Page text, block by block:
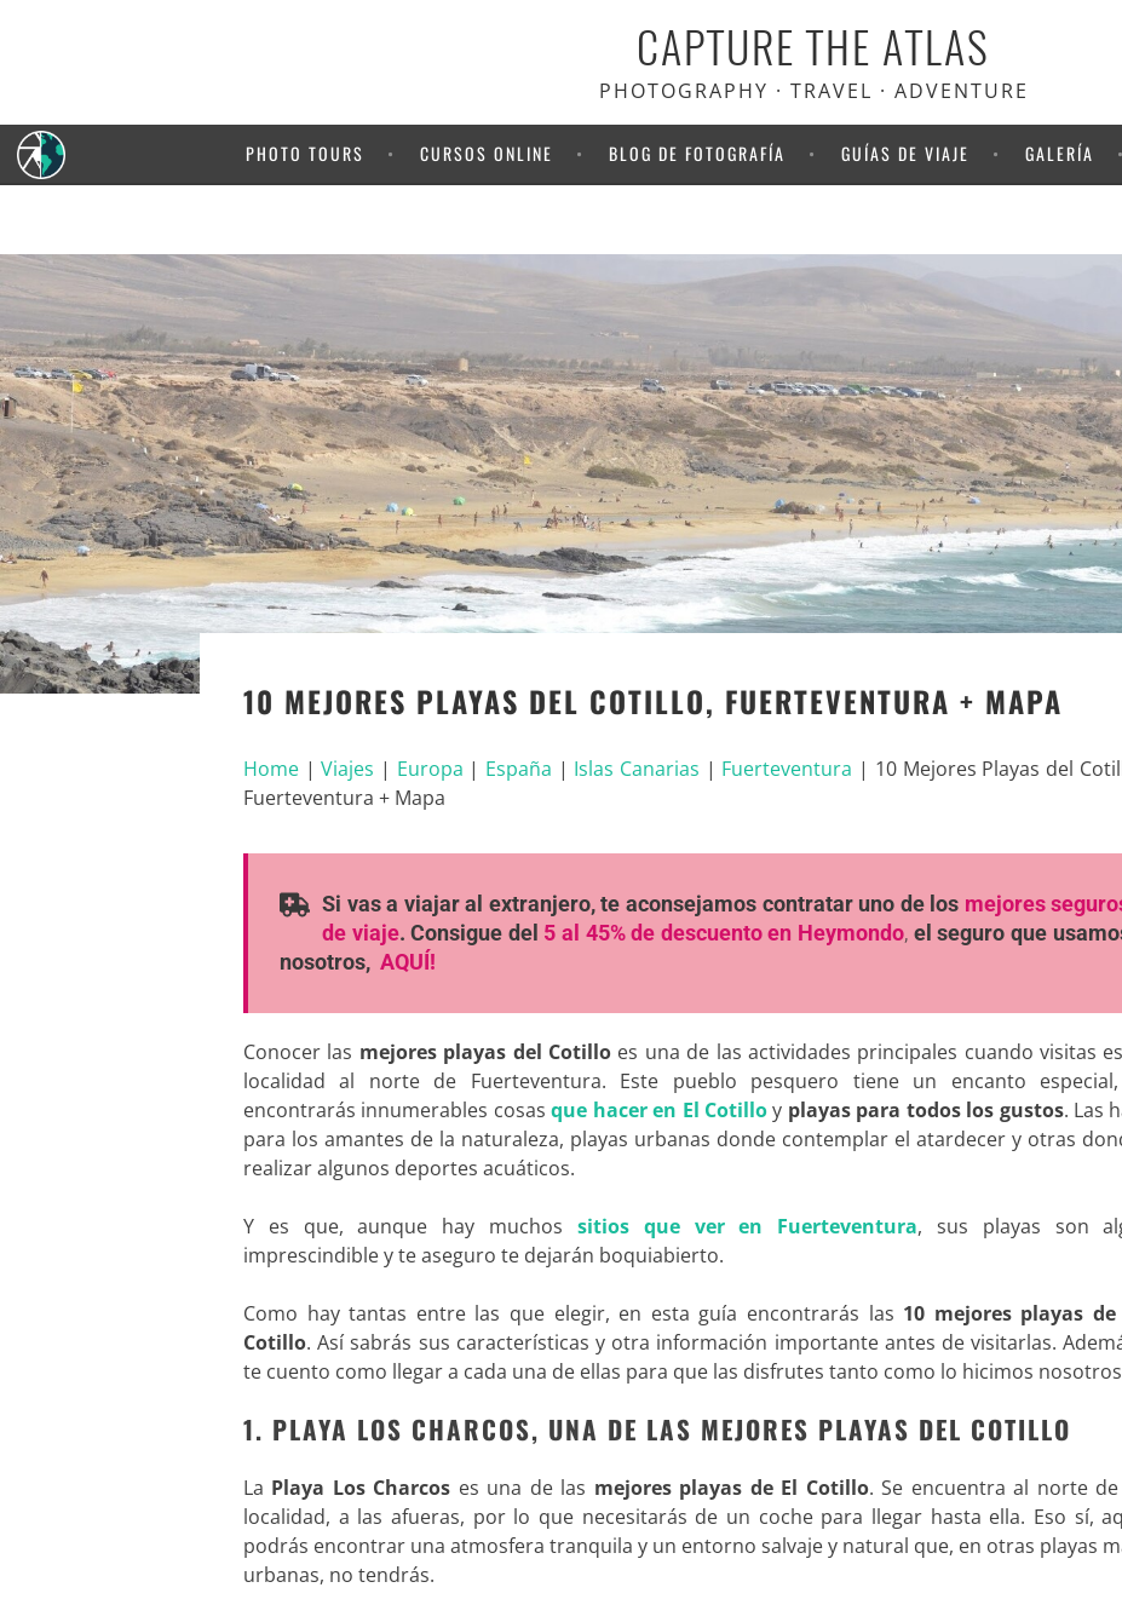
CAPTURE THE ATLAS
PHOTOGRAPHY · TRAVEL · ADVENTURE
PHOTO TOURS CURSOS ONLINE BLOG DE FOTOGRAFÍA GUÍAS DE VIAJE GALERÍA
10 MEJORES PLAYAS DEL COTILLO, FUERTEVENTURA + MAPA
Home |Viajes | Europa | España | Islas Canarias | Fuerteventura | 10 Mejores Playas del
Fuerteventura + Mapa
Si vas a viajar al extranjero, te aconsejamos contratar uno de los mejores
de viaje. Consigue del 5 al 45% de descuento en Heymondo, el seguro que
nosotros, AQUÍ!
Conocer las mejores playas del Cotilloes una de las actividades principales cuando visitas
localidad al norte de Fuerteventura. Este pueblo pesquero tiene un encanto
encontrarás innumerables cosas que hacer en El Cotilloy playas para todos los gustos. Las
para los amantes de la naturaleza, playas urbanas donde contemplar el atardecer y otras
realizar algunos deportes acuáticos.
Y es que, aunque hay muchos sitios que ver en Fuerteventura, sus playas son
imprescindible y te aseguro te dejarán boquiabierto.
Como hay tantas entre las que elegir, en esta guía encontrarás las 10 mejores playas de
Cotillo. Así sabrás sus características y otra información importante antes de visitarlas.
te cuento como llegar a cada una de ellas para que las disfrutes tanto como lo hicimos
1. PLAYA LOS CHARCOS, UNA DE LAS MEJORES PLAYAS DEL COTILLO
La Playa Los Charcos es una de las mejores playas de El Cotillo. Se encuentra al norte
localidad, a las afueras, por lo que necesitarás de un coche para llegar hasta ella. Eso sí,
podrás encontrar una atmosfera tranquila y un entorno salvaje y natural que, en otras playas
urbanas, no tendrás.
5% de descuento en Heymondo, el seguro
de viaje que usamos nosotros